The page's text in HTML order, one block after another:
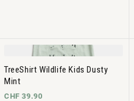
TreeShirt Wildlife Kids Dusty
Mint
CHF 39.90